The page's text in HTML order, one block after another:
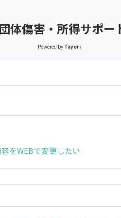
傷害・所得サポ
Powered by Tayori
をWEBで変更したい